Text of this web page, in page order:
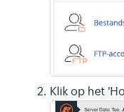
Klik op het